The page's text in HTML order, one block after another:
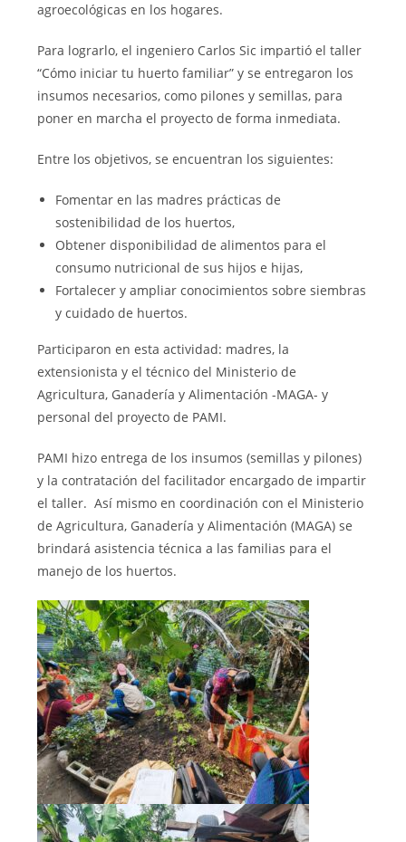
agroecológicas en los hogares.
Para lograrlo, el ingeniero Carlos Sic impartió el taller
“Cómo iniciar tu huerto familiar” y se entregaron los
insumos necesarios, como pilones y semillas, para
poner en marcha el proyecto de forma inmediata.
Entre los objetivos, se encuentran los siguientes:
Fomentar en las madres prácticas de
sostenibilidad de los huertos,
Obtener disponibilidad de alimentos para el
consumo nutricional de sus hijos e hijas,
Fortalecer y ampliar conocimientos sobre siembras
y cuidado de huertos.
Participaron en esta actividad: madres, la
extensionista y el técnico del Ministerio de
Agricultura, Ganadería y Alimentación -MAGA- y
personal del proyecto de PAMI.
PAMI hizo entrega de los insumos (semillas y pilones)
y la contratación del facilitador encargado de impartir
el taller. Así mismo en coordinación con el Ministerio
de Agricultura, Ganadería y Alimentación (MAGA) se
brindará asistencia técnica a las familias para el
manejo de los huertos.